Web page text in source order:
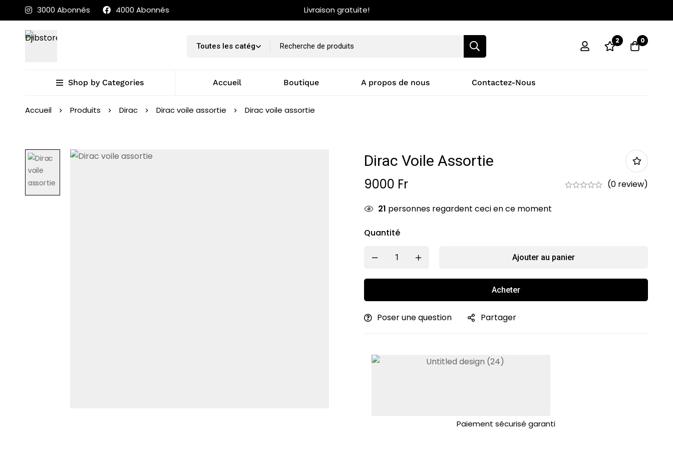
3000 Abonnés 4000 Abonnés Livraison gratuite!
2 0
Shop by Categories Accueil Boutique A propos de nous Contactez-Nous
Accueil Produits Dirac Dirac voile assortie Dirac voile assortie
Dirac Voile Assortie
9000 Fr (0 review)
21 personnes regardent ceci en ce moment
Quantité
Ajouter au panier
Acheter
Poser une question Partager
Paiement sécurisé garanti